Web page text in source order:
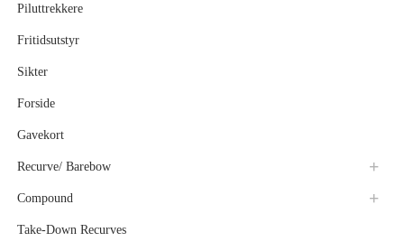
Piluttrekkere
Fritidsutstyr
Sikter
Forside
Gavekort
Recurve/ Barebow
Compound
Take-Down Recurves